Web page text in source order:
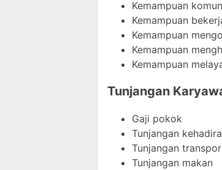
Kemampuan
Kemampuan
Kemampuan
Kemampuan
Kemampuan
Tunjangan
Gaji pokok
Tunjangan
Tunjangan
Tunjangan makan